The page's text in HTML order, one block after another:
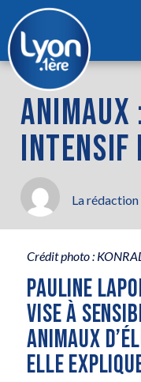
ANIMAUX
INTENSIF
La
Crédit photo :
PAULINE
VISE À
ANIMAUX
ELLE